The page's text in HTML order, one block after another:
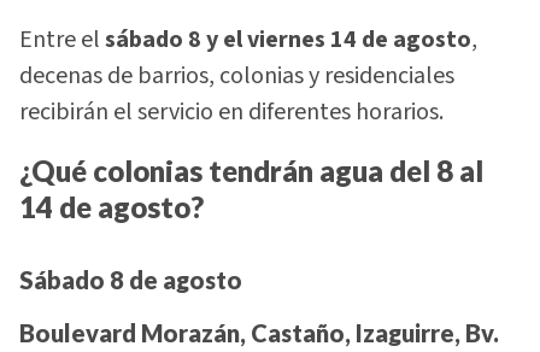
Entre elsábado 8 y el viernes 14 de agosto,
decenas de barrios, colonias y residenciales
recibirán el servicio en diferentes horarios.
¿Qué colonias tendrán agua del 8 al
14 de agosto?
Sábado 8 de agosto
Boulevard Morazán, Castaño, Izaguirre, Bv.